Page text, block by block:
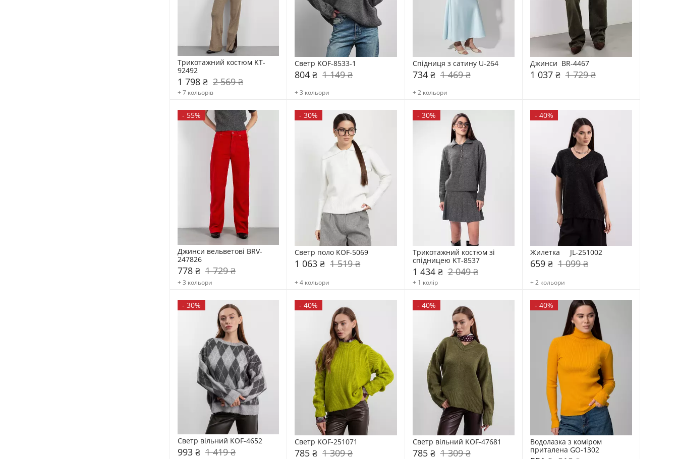
Трикотажний костюм KT-
92492
1 798 ₴ 2 569 ₴
+ 7 кольорів
Светр KOF-8533-1
804 ₴ 1 149 ₴
+ 3 кольори
Спідниця з сатину U-264
734 ₴ 1 469 ₴
+ 2 кольори
Джинси  BR-4467
1 037 ₴ 1 729 ₴
- 55%
Джинси вельветові BRV-
247826
778 ₴ 1 729 ₴
+ 3 кольори
-30%
Светр поло KOF-5069
1 063 ₴ 1 519 ₴
+ 4 кольори
- 30%
Трикотажний костюм зі
спідницею KT-8537
1 434 ₴ 2 049 ₴
+ 1 колір
- 40%
Жилетка     JL-251002
659 ₴ 1 099 ₴
+ 2 кольори
- 30%
Светр вільний KOF-4652
993 ₴ 1 419 ₴
-40%
Светр KOF-251071
785 ₴ 1 309 ₴
- 40%
Светр вільний KOF-47681
785 ₴ 1 309 ₴
- 40%
Водолазка з коміром
приталена GO-1302